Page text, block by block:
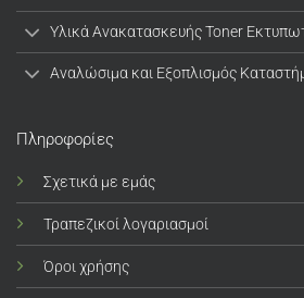
Υλικά Ανακατασκευής Toner
Αναλώσιμα και Εξοπλισμός
Πληροφορίες
Σχετικά με εμάς
Τραπεζικοί λογαριασμοί
Όροι χρήσης